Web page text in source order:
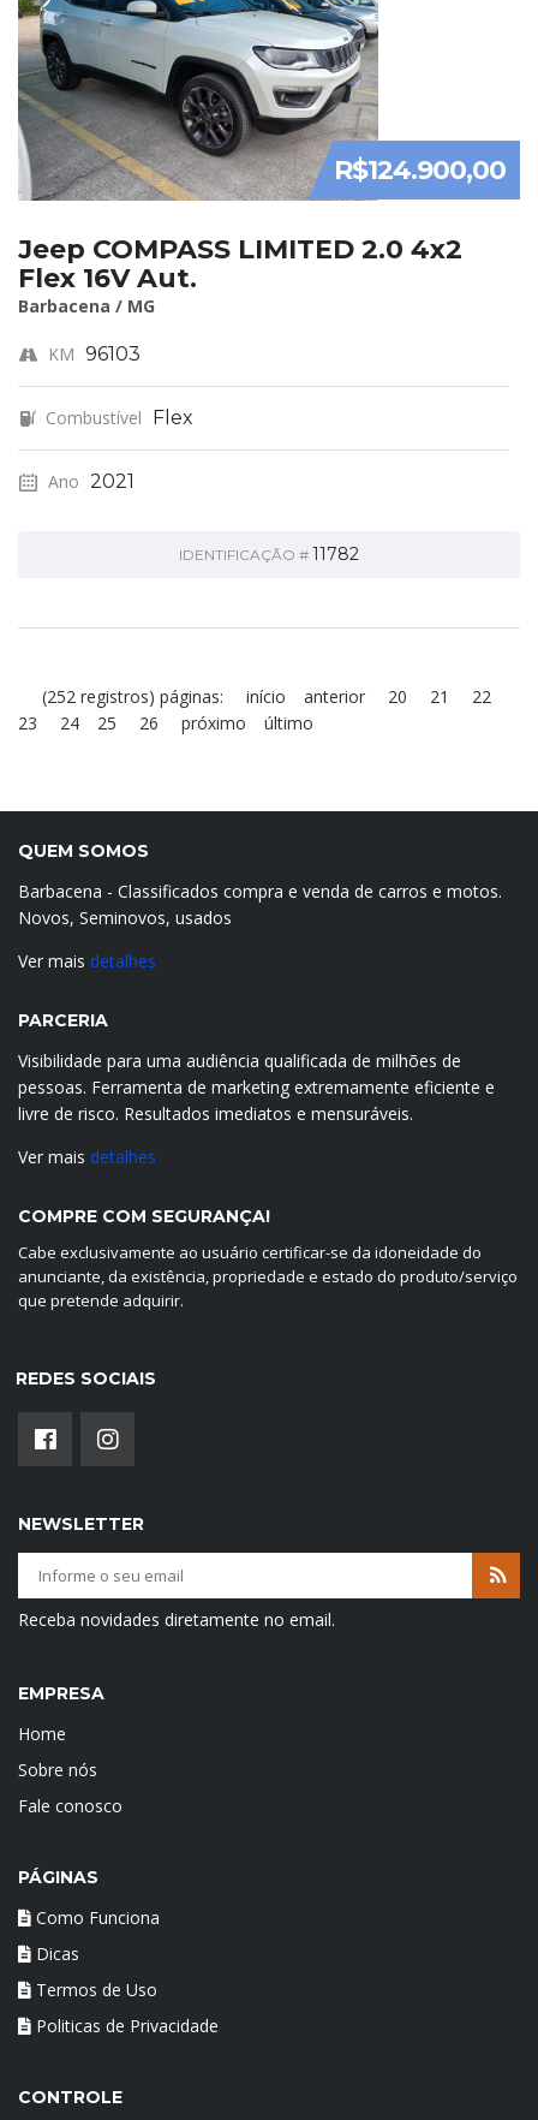
R$124.900,00
Jeep COMPASS LIMITED 2.0 4x2
Flex 16V Aut.
Barbacena / MG
KM 96103
Combustível Flex
Ano 2021
IDENTIFICAÇÃO # 11782
(252 registros) páginas: início anterior 20 21
22
23
24 25 26 próximo último
QUEM SOMOS
Barbacena - Classificados compra e venda de carros e motos.
Novos, Seminovos, usados
Ver mais detalhes
PARCERIA
Visibilidade para uma audiência qualificada de milhões de
pessoas. Ferramenta de marketing extremamente eficiente e
livre de risco. Resultados imediatos e mensuráveis.
Ver mais detalhes
COMPRE COM SEGURANÇA!
Cabe exclusivamente ao usuário certificar-se da idoneidade do
anunciante, da existência, propriedade e estado do produto/serviço
que pretende adquirir.
REDES SOCIAIS
NEWSLETTER
Receba novidades diretamente no email.
EMPRESA
Home
Sobre nós
Fale conosco
PÁGINAS
Como Funciona
Dicas
Termos de Uso
Politicas de Privacidade
CONTROLE